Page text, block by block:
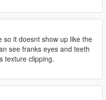
so it doesnt show up like the
see franks eyes and teeth
texture clipping.